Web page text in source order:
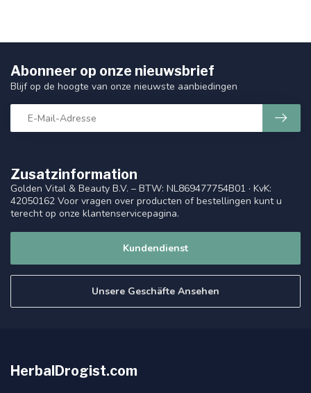
Zusatzinformation
Golden Vital & Beauty B.V. – BTW: NL869477754B01 · KvK:
42050162 Voor vragen over producten of bestellingen kunt u
terecht op onze klantenservicepagina.
Kundendienst
Unsere Geschäfte Ansehen
Abonneer op onze nieuwsbrief
Blijf op de hoogte van onze nieuwste aanbiedingen
HerbalDrogist.com